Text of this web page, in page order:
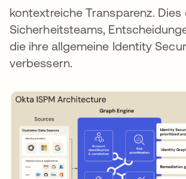
kontextreiche Transparenz.
Sicherheitsteams,
die ihre allgemeine Identity
verbessern.